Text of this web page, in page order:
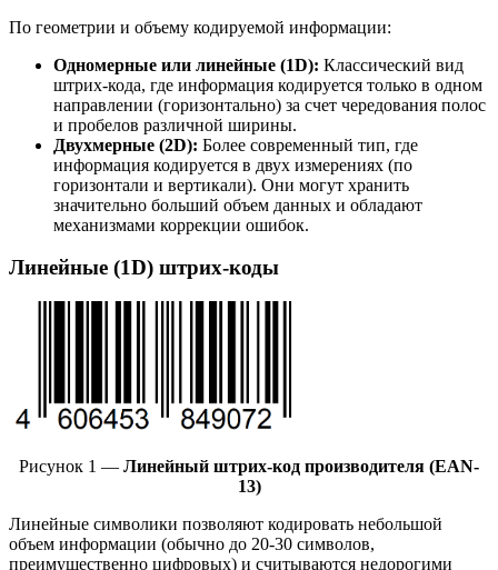
По геометрии и объему кодируемой информации:
Одномерные или линейные (1D): Классический вид
штрих-кода, где информация кодируется только в одном
направлении (горизонтально) за счет чередования полос
и пробелов различной ширины.
Двухмерные (2D): Более современный тип, где
информация кодируется в двух измерениях (по
горизонтали и вертикали). Они могут хранить
значительно больший объем данных и обладают
механизмами коррекции ошибок.
Линейные (1D) штрих-коды
Рисунок 1 — Линейный штрих-код производителя (EAN-
13)
Линейные символики позволяют кодировать небольшой
объем информации (обычно до 20-30 символов,
преимущественно цифровых) и считываются недорогими